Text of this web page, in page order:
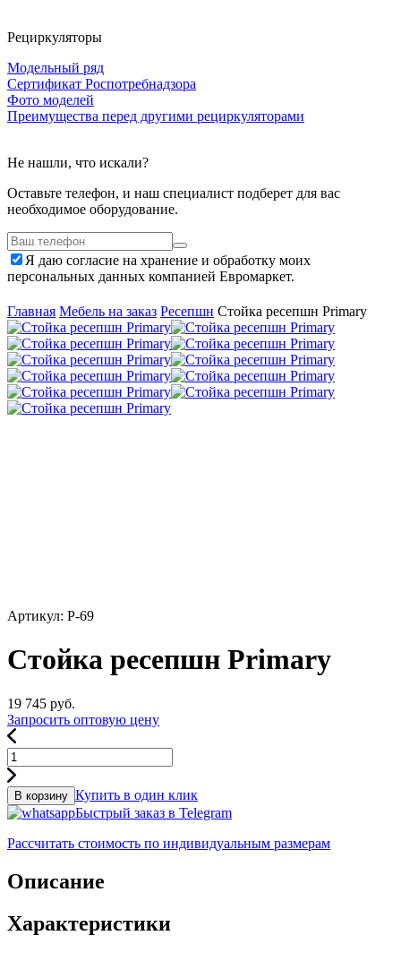
Рециркуляторы
Модельный ряд
Сертификат Роспотребнадзора
Фото моделей
Преимущества перед другими рециркуляторами
Не нашли, что искали?
Оставьте телефон, и наш специалист подберет для вас
необходимое оборудование.
Я даю согласие на хранение и обработку моих
персональных данных компанией Евромаркет.
Главная Мебель на заказ Ресепшн Стойка ресепшн Primary
Артикул: P-69
Стойка ресепшн Primary
19 745 руб.
Запросить оптовую цену
В корзину Купить в один клик
Быстрый заказ в Telegram
Рассчитать стоимость по индивидуальным размерам
Описание
Характеристики